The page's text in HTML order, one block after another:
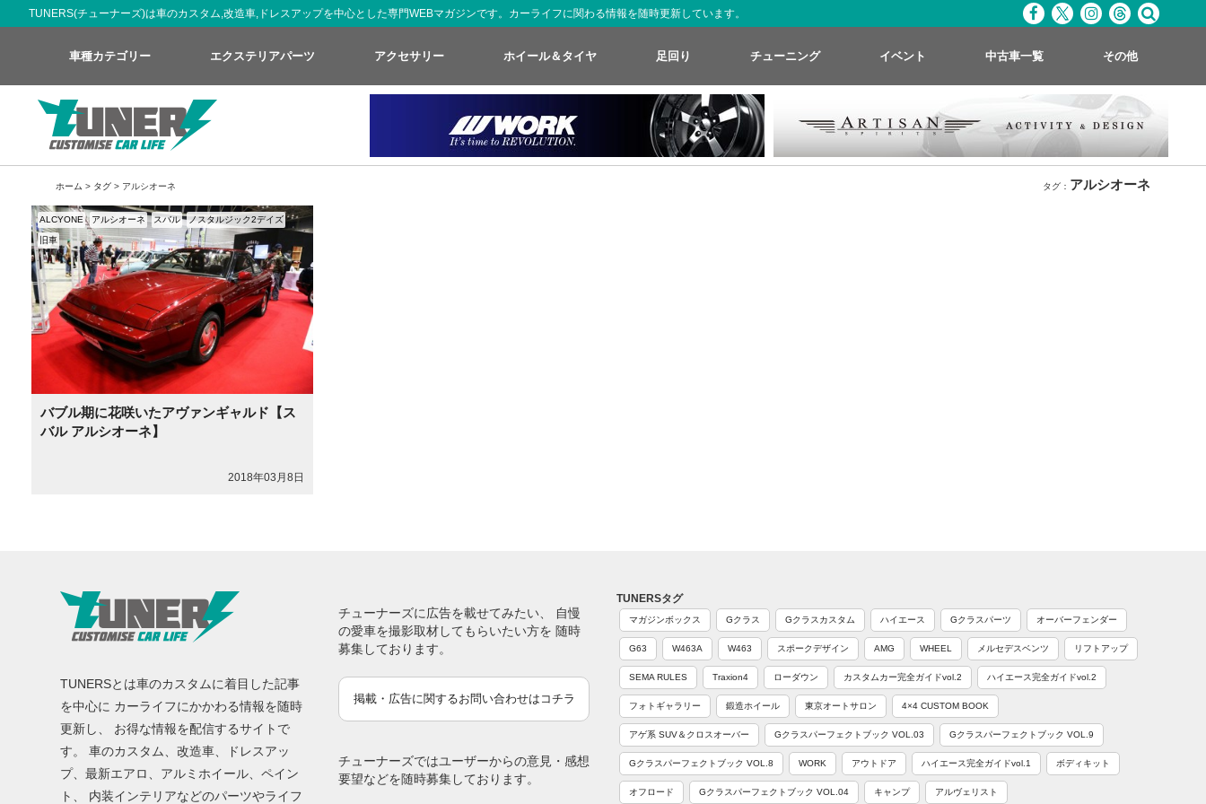
TUNERS(チューナーズ)は車のカスタム,改造車,ドレスアップを中心とした専門WEBマガジンです。カーライフに関わる情報を随時更新しています。
車種カテゴリー エクステリアパーツ アクセサリー ホイール＆タイヤ 足回り チューニング イベント 中古車一覧 その他
ホーム > タグ > アルシオーネ タグ： アルシオーネ
バブル期に花咲いたアヴァンギャルド【ス
バル アルシオーネ】
2018年03月8日
ALCYONE アルシオーネ スバル ノスタルジック2デイズ
旧車
TUNERSとは車のカスタムに着目した記事
を中心に カーライフにかかわる情報を随時
更新し、 お得な情報を配信するサイトで
す。 車のカスタム、改造車、ドレスアッ
プ、最新エアロ、アルミホイール、ペイン
ト、 内装インテリアなどのパーツやライフ
チューナーズに広告を載せてみたい、 自慢
の愛車を撮影取材してもらいたい方を 随時
募集しております。
掲載・広告に関するお問い合わせはコチラ
チューナーズではユーザーからの意見・感想
要望などを随時募集しております。
TUNERSタグ
マガジンボックス Gクラス Gクラスカスタム ハイエース Gクラスパーツ オーバーフェンダー
G63 W463A W463 スポークデザイン AMG WHEEL メルセデスベンツ リフトアップ
SEMA RULES Traxion4 ローダウン カスタムカー完全ガイドvol.2 ハイエース完全ガイドvol.2
フォトギャラリー 鍛造ホイール 東京オートサロン 4×4 CUSTOM BOOK
アゲ系 SUV＆クロスオーバー Gクラスパーフェクトブック VOL.03 Gクラスパーフェクトブック VOL.9
Gクラスパーフェクトブック VOL.8 WORK アウトドア ハイエース完全ガイドvol.1 ボディキット
オフロード Gクラスパーフェクトブック VOL.04 キャンプ アルヴェリスト